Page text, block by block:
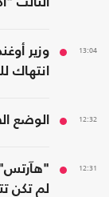
13:04
وزير
انتهاك
12:32 الوضع
12:31
"هآرتس":
لم تكن